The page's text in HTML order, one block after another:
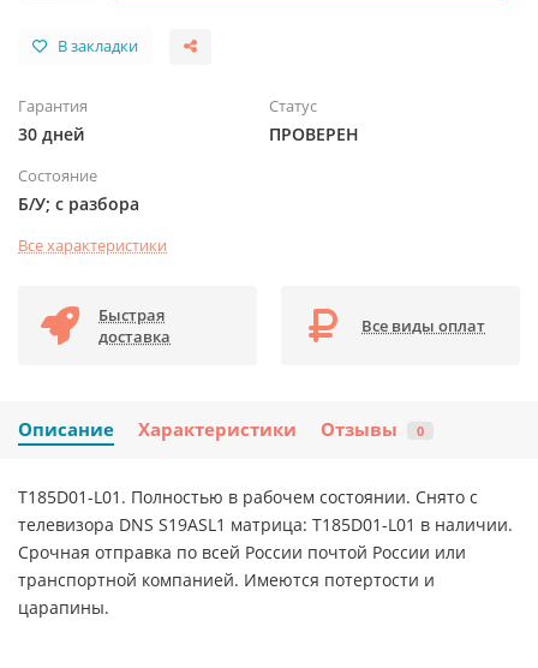
В закладки
Гарантия
30 дней
Статус
ПРОВЕРЕН
Состояние
Б/У; с разбора
Все характеристики
Быстрая
доставка
Все виды оплат
Описание Характеристики Отзывы 0
T185D01-L01. Полностью в рабочем состоянии. Снято с
телевизора DNS S19ASL1 матрица: T185D01-L01 в наличии.
Срочная отправка по всей России почтой России или
транспортной компанией. Имеются потертости и
царапины.